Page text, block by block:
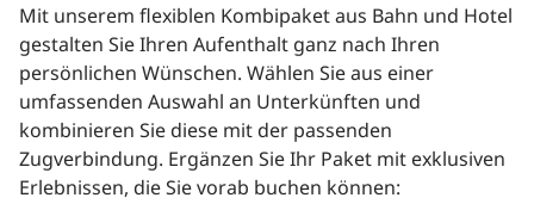
Mit unserem flexiblen Kombipaket aus Bahn und Hotel
gestalten Sie Ihren Aufenthalt ganz nach Ihren
persönlichen Wünschen. Wählen Sie aus einer
umfassenden Auswahl an Unterkünften und
kombinieren Sie diese mit der passenden
Zugverbindung. Ergänzen Sie Ihr Paket mit exklusiven
Erlebnissen, die Sie vorab buchen können: